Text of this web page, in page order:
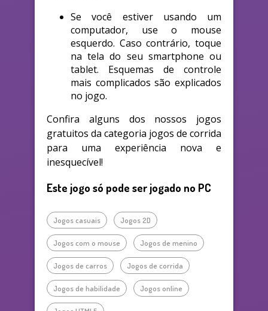
Se você estiver usando um
computador, use o mouse
esquerdo. Caso contrário, toque
na tela do seu smartphone ou
tablet. Esquemas de controle
mais complicados são explicados
no jogo.
Confira alguns dos nossos jogos
gratuitos da categoria jogos de corrida
para uma experiência nova e
inesquecível!
Este jogo só pode ser jogado no PC
Jogos casuais Jogos 2D
Jogos com o mouse Jogos de menino
Jogos de carros Jogos de corrida
Jogos de habilidade Jogos online